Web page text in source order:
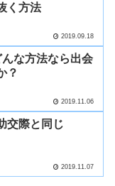
く方法
2019.09.18
な方法なら出会
？
2019.11.06
交際と同じ
2019.11.07